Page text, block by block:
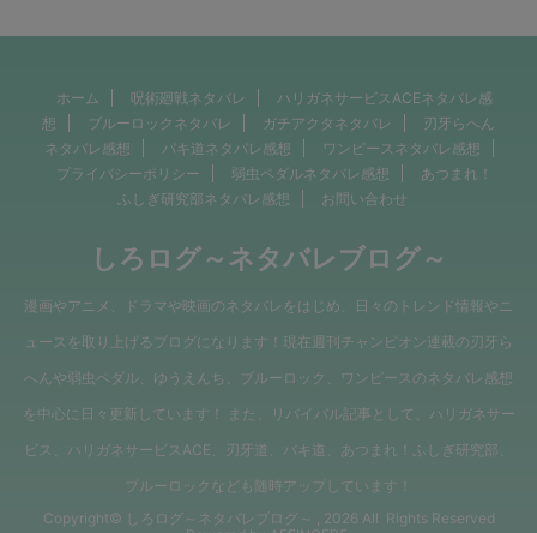
ホーム 呪術廻戦ネタバレ
ハリガネサービスACEネタバレ感
想
ブルーロックネタバレ ガチアクタネタバレ
刃牙らへん
ネタバレ感想
バキ道ネタバレ感想
ワンピースネタバレ感想
プライバシーポリシー
弱虫ペダルネタバレ感想
あつまれ！
ふしぎ研究部ネタバレ感想
お問い合わせ
しろログ～ネタバレブログ～
漫画やアニメ、ドラマや映画のネタバレをはじめ、日々のトレンド情報やニ
ュースを取り上げるブログになります！現在週刊チャンピオン連載の刃牙ら
へんや弱虫ペダル、ゆうえんち、ブルーロック、ワンピースのネタバレ感想
を中心に日々更新しています！ また、リバイバル記事として、ハリガネサー
ビス、ハリガネサービスACE、刃牙道、バキ道、あつまれ！ふしぎ研究部、
ブルーロックなども随時アップしています！
Copyright© しろログ～ネタバレブログ～ , 2026 All Rights Reserved